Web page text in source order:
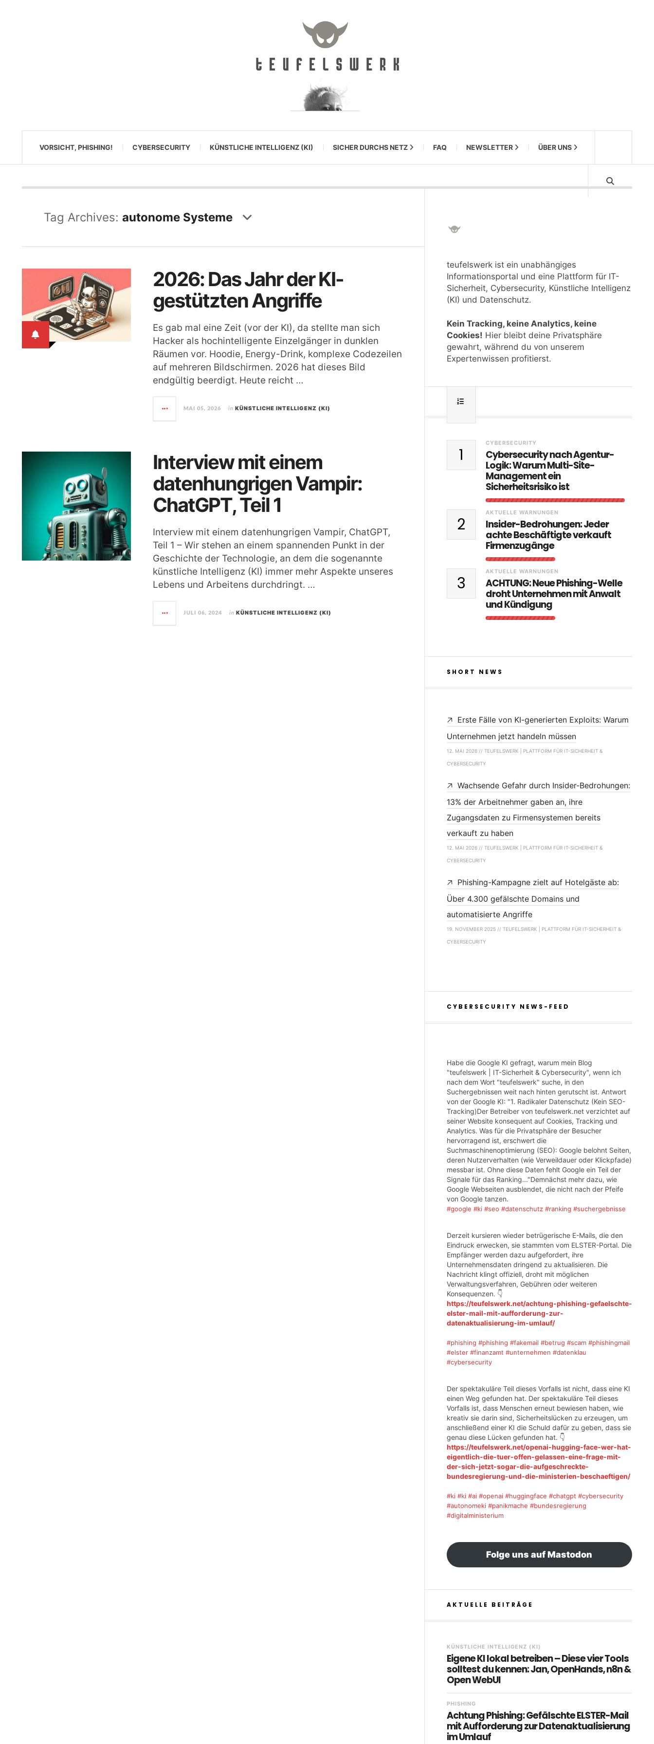
VORSICHT, PHISHING! CYBERSECURITY KÜNSTLICHE INTELLIGENZ (KI) SICHER DURCHS NETZ FAQ NEWSLETTER ÜBER UNS
Tag Archives: autonome Systeme
2026: Das Jahr der KI-
gestützten Angriffe
Es gab mal eine Zeit (vor der KI), da stellte man sich
Hacker als hochintelligente Einzelgänger in dunklen
Räumen vor. Hoodie, Energy-Drink, komplexe Codezeilen
auf mehreren Bildschirmen. 2026 hat dieses Bild
endgültig beerdigt. Heute reicht …
MAI 05, 2026 in KÜNSTLICHE INTELLIGENZ (KI)
Interview mit einem
datenhungrigen Vampir:
ChatGPT, Teil 1
Interview mit einem datenhungrigen Vampir, ChatGPT,
Teil 1 – Wir stehen an einem spannenden Punkt in der
Geschichte der Technologie, an dem die sogenannte
künstliche Intelligenz (KI) immer mehr Aspekte unseres
Lebens und Arbeitens durchdringt. …
JULI 06, 2024 in KÜNSTLICHE INTELLIGENZ (KI)
teufelswerk ist ein unabhängiges
Informationsportal und eine Plattform für IT-
Sicherheit, Cybersecurity, Künstliche Intelligenz
(KI) und Datenschutz.
Kein Tracking, keine Analytics, keine
Cookies! Hier bleibt deine Privatsphäre
gewahrt, während du von unserem
Expertenwissen profitierst.
1
CYBERSECURITY
Cybersecurity nach Agentur-
Logik: Warum Multi-Site-
Management ein
Sicherheitsrisiko ist
2
AKTUELLE WARNUNGEN
Insider-Bedrohungen: Jeder
achte Beschäftigte verkauft
Firmenzugänge
3
AKTUELLE WARNUNGEN
ACHTUNG: Neue Phishing-Welle
droht Unternehmen mit Anwalt
und Kündigung
SHORT NEWS
Erste Fälle von KI-generierten Exploits: Warum
Unternehmen jetzt handeln müssen
12. MAI 2026 // TEUFELSWERK | PLATTFORM FÜR IT-SICHERHEIT &
CYBERSECURITY
Wachsende Gefahr durch Insider-Bedrohungen:
13% der Arbeitnehmer gaben an, ihre
Zugangsdaten zu Firmensystemen bereits
verkauft zu haben
12. MAI 2026 // TEUFELSWERK | PLATTFORM FÜR IT-SICHERHEIT &
CYBERSECURITY
Phishing-Kampagne zielt auf Hotelgäste ab:
Über 4.300 gefälschte Domains und
automatisierte Angriffe
19. NOVEMBER 2025 // TEUFELSWERK | PLATTFORM FÜR IT-SICHERHEIT &
CYBERSECURITY
CYBERSECURITY NEWS-FEED
Habe die Google KI gefragt, warum mein Blog
"teufelswerk | IT-Sicherheit & Cybersecurity", wenn ich
nach dem Wort "teufelswerk" suche, in den
Suchergebnissen weit nach hinten gerutscht ist. Antwort
von der Google KI: "1. Radikaler Datenschutz (Kein SEO-
Tracking)Der Betreiber von teufelswerk.net verzichtet auf
seiner Website konsequent auf Cookies, Tracking und
Analytics. Was für die Privatsphäre der Besucher
hervorragend ist, erschwert die
Suchmaschinenoptimierung (SEO): Google belohnt Seiten,
deren Nutzerverhalten (wie Verweildauer oder Klickpfade)
messbar ist. Ohne diese Daten fehlt Google ein Teil der
Signale für das Ranking..."Demnächst mehr dazu, wie
Google Webseiten ausblendet, die nicht nach der Pfeife
von Google tanzen.
#google #ki #seo #datenschutz #ranking #suchergebnisse
Derzeit kursieren wieder betrügerische E-Mails, die den
Eindruck erwecken, sie stammten vom ELSTER-Portal. Die
Empfänger werden dazu aufgefordert, ihre
Unternehmensdaten dringend zu aktualisieren. Die
Nachricht klingt offiziell, droht mit möglichen
Verwaltungsverfahren, Gebühren oder weiteren
Konsequenzen. 👇
https://teufelswerk.net/achtung-phishing-gefaelschte-
elster-mail-mit-aufforderung-zur-
datenaktualisierung-im-umlauf/
#phishing #phishing #fakemail #betrug #scam #phishingmail
#elster #finanzamt #unternehmen #datenklau
#cybersecurity
Der spektakuläre Teil dieses Vorfalls ist nicht, dass eine KI
einen Weg gefunden hat. Der spektakuläre Teil dieses
Vorfalls ist, dass Menschen erneut bewiesen haben, wie
kreativ sie darin sind, Sicherheitslücken zu erzeugen, um
anschließend einer KI die Schuld dafür zu geben, dass sie
genau diese Lücken gefunden hat. 👇
https://teufelswerk.net/openai-hugging-face-wer-hat-
eigentlich-die-tuer-offen-gelassen-eine-frage-mit-
der-sich-jetzt-sogar-die-aufgeschreckte-
bundesregierung-und-die-ministerien-beschaeftigen/
#ki #ki #ai #openai #huggingface #chatgpt #cybersecurity
#autonomeki #panikmache #bundesregierung
#digitalministerium
Folge uns auf Mastodon
AKTUELLE BEITRÄGE
KÜNSTLICHE INTELLIGENZ (KI)
Eigene KI lokal betreiben – Diese vier Tools
solltest du kennen: Jan, OpenHands, n8n &
Open WebUI
PHISHING
Achtung Phishing: Gefälschte ELSTER-Mail
mit Aufforderung zur Datenaktualisierung
im Umlauf